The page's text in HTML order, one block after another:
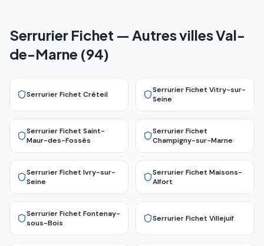
Serrurier Fichet — Autres villes Val-
de-Marne (94)
Serrurier Fichet Créteil Serrurier Fichet Vitry-sur-
Seine
Serrurier Fichet Saint-
Maur-des-Fossés
Serrurier Fichet
Champigny-sur-Marne
Serrurier Fichet Ivry-sur-
Seine
Serrurier Fichet Maisons-
Alfort
Serrurier Fichet Fontenay-
sous-Bois
Serrurier Fichet Villejuif